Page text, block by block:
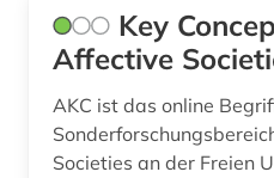
Key
Affective
AKC ist das online
Societies an der Freien Universität Berlin. Es